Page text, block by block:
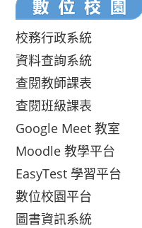
校務行政系統
資料查詢系統
查閱教師課表
查閱班級課表
Google Meet 教室
Moodle 教學平台
EasyTest 學習平台
數位校園平台
圖書資訊系統